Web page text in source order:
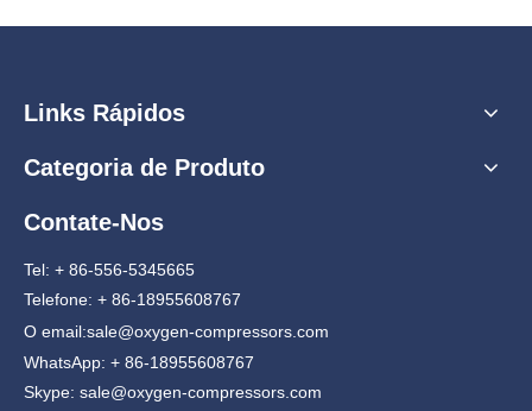
Links Rápidos
Categoria de Produto
Contate-Nos
Tel: + 86-556-5345665
Telefone: + 86-18955608767
O email:sale@oxygen-compressors.com
WhatsApp: + 86-18955608767
Skype: sale@oxygen-compressors.com